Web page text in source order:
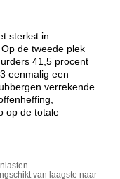
sterkst in
de tweede plek
41,5 procent
eenmalig een
verrekende
op de totale
van laagste naar